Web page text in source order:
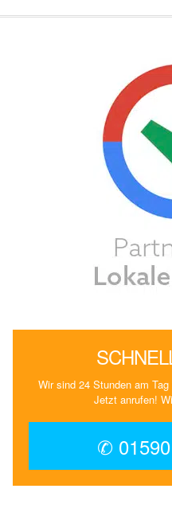
Wir sind 24 Stunden am
Jetzt anrufen!
✆